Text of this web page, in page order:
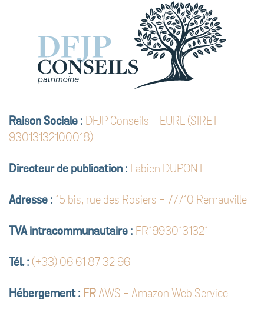
Raison Sociale : DFJP Conseils - EURL (SIRET
93013132100018)
Directeur de publication : Fabien DUPONT
Adresse : 15 bis, rue des Rosiers - 77710 Remauville
TVA intracommunautaire : FR19930131321
Tél. : (+33) 06 61 87 32 96
Hébergement: FR AWS - Amazon Web Service